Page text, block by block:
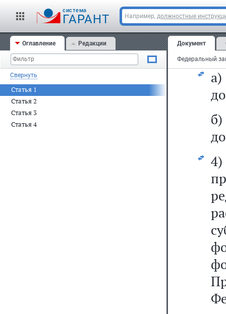
cистема
ГАРАНТ Например, должностные
Оглавление Редакции
Свернуть
Статья 1
Статья 2
Статья 3
Статья 4
Документ